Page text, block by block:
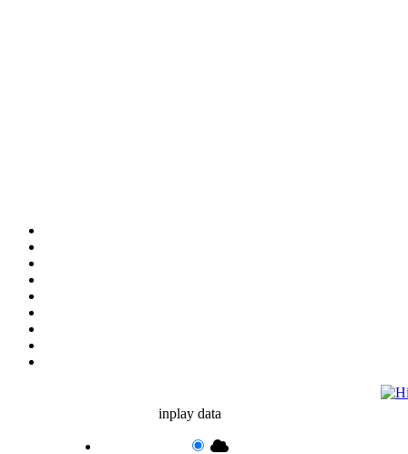
inplay data